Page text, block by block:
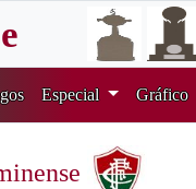
Especial Gráfico